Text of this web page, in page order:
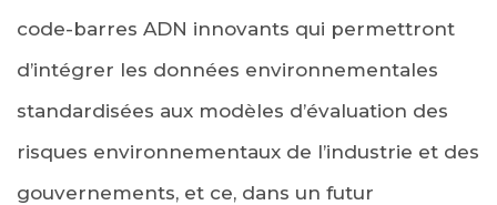
code-barres ADN innovants qui permettront
d’intégrer les données environnementales
standardisées aux modèles d’évaluation des
risques environnementaux de l’industrie et des
gouvernements, et ce, dans un futur